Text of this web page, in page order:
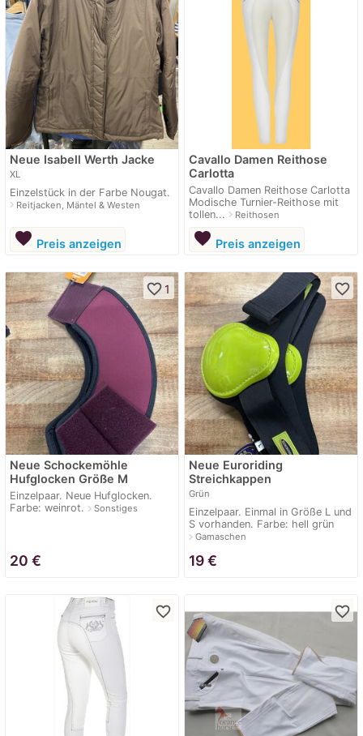
Neue Isabell Werth Jacke
XL
Einzelstück in der Farbe Nougat.
navigate_nextReitjacken, Mäntel & Westen
favorite Preis anzeigen
Cavallo Damen Reithose
Carlotta
Cavallo Damen Reithose Carlotta
Modische Turnier-Reithose mit
tollen... navigate_nextReithosen
favorite Preis anzeigen
favorite_border1
Neue Schockemöhle
Hufglocken Größe M
Einzelpaar. Neue Hufglocken.
Farbe: weinrot. navigate_nextSonstiges
20 €
favorite_border
Neue Euroriding
Streichkappen
Grün
Einzelpaar. Einmal in Größe L und
S vorhanden. Farbe: hell grün
navigate_nextGamaschen
19€
favorite_border favorite_border